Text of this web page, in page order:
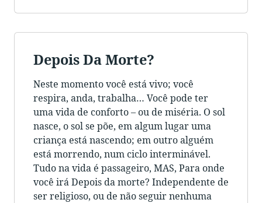
Depois Da Morte?
Neste momento você está vivo; você
respira, anda, trabalha… Você pode ter
uma vida de conforto – ou de miséria. O sol
nasce, o sol se põe, em algum lugar uma
criança está nascendo; em outro alguém
está morrendo, num ciclo interminável.
Tudo na vida é passageiro, MAS, Para onde
você irá Depois da morte? Independente de
ser religioso, ou de não seguir nenhuma